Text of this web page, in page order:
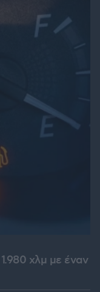
χλμ με έναν